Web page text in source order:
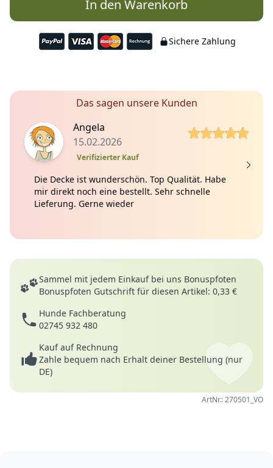
In den Warenkorb
Sichere Zahlung
Das sagen unsere Kunden
Angela
15.02.2026
Verifizierter Kauf
5 von 5 Sterne
Die Decke ist wunderschön. Top Qualität. Habe
mir direkt noch eine bestellt. Sehr schnelle
Lieferung. Gerne wieder
Deine Vorteile
Sammel mit jedem Einkauf bei uns Bonuspfoten
Bonuspfoten Gutschrift für diesen Artikel: 0,33 €
Hunde Fachberatung
02745 932 480
Kauf auf Rechnung
Zahle bequem nach Erhalt deiner Bestellung (nur
DE)
ArtNr.: 270501_VO